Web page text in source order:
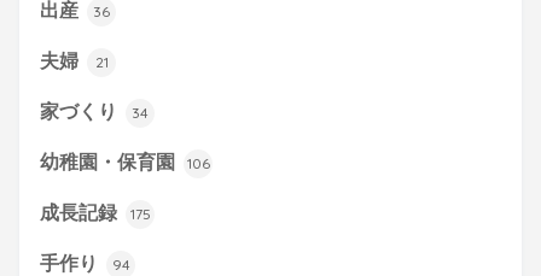
出産 36
夫婦 21
家づくり 34
幼稚園・保育園 106
成長記録 175
手作り 94